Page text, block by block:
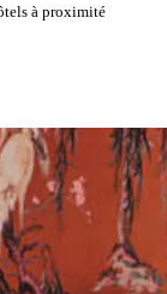
à proximité